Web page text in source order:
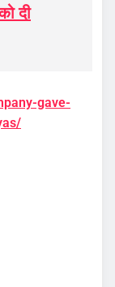
दी
gave-